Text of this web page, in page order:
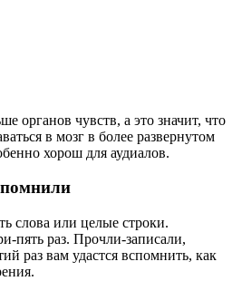
органов чувств, а это значит, что
в мозг в более развернутом
хорош для аудиалов.
слова или целые строки.
пять раз. Прочли-записали,
раз вам удастся вспомнить, как